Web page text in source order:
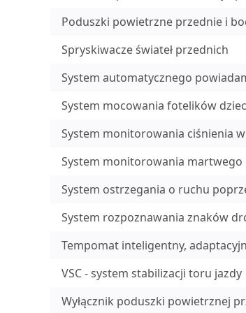
Poduszki powietrzne przednie i
Spryskiwacze świateł przednich
System automatycznego
System mocowania fotelików
System monitorowania ciśnienia
System monitorowania martwego
System ostrzegania o ruchu
System rozpoznawania znaków
Tempomat inteligentny,
VSC - system stabilizacji toru jazdy
Wyłącznik poduszki powietrznej